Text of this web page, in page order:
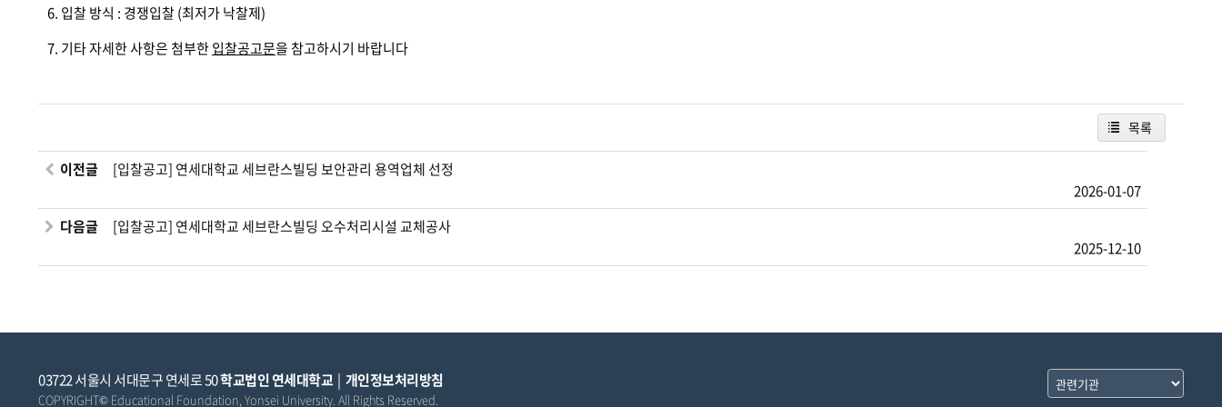
6. 입찰 방식 : 경쟁입찰 (최저가 낙찰제)
7. 기타 자세한 사항은 첨부한입찰공고문을 참고하시기 바랍니다
목록
이전글
[입찰공고] 연세대학교 세브란스빌딩 보안관리 용역업체 선정
2026-01-07
다음글
[입찰공고] 연세대학교 세브란스빌딩 오수처리시설 교체공사
2025-12-10
03722 서울시 서대문구 연세로 50학교법인 연세대학교| 개인정보처리방침
COPYRIGHT© Educational Foundation, Yonsei University. All Rights Reserved.